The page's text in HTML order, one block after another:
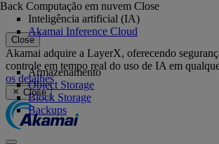
Close
Akamai adquire a LayerX, oferecendo
controle em tempo real do uso de IA em
os detalhes
Close
Back Computação em nuvem Close
Inteligência artificial (IA)
Akamai Inference Cloud
Armazenamento
Object Storage
Block Storage
Backups